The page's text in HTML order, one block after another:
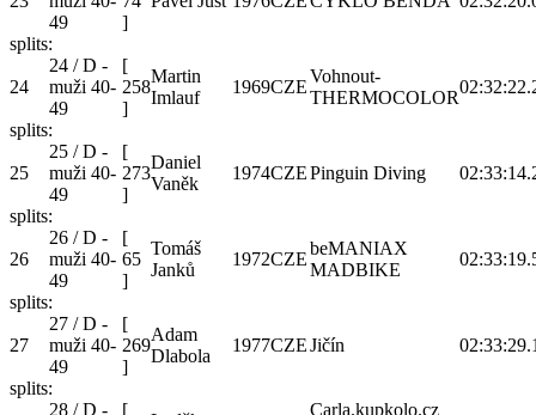
49
]
splits:
24
24 / D -
muži 40-
49
[
258
]
Martin
Imlauf
1969CZE
Vohnout-
THERMOCOLOR
splits:
25
25 / D -
muži 40-
49
[
273
]
Daniel
Vaněk
1974CZEPinguin Diving
splits:
26
26 / D -
muži 40-
49
[
65
]
Tomáš
Janků
1972CZE
beMANIAX
MADBIKE
splits:
27
27 / D -
muži 40-
49
[
269
]
Adam
Dlabola
1977CZEJičín
splits:
28 / D -
[ Carla.kupkolo.cz